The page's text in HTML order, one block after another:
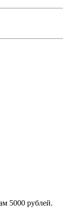
5000 рублей.